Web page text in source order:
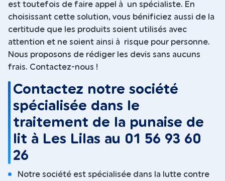
est toutefois de faire appel à un spécialiste. En
choisissant cette solution, vous bénificiez aussi de la
certitude que les produits soient utilisés avec
attention et ne soient ainsi à risque pour personne.
Nous proposons de rédiger les devis sans aucuns
frais. Contactez-nous !
Contactez notre société
spécialisée dans le
traitement de la punaise de
lit à Les Lilas au 01 56 93 60
26
Notre société est spécialisée dans la lutte contre